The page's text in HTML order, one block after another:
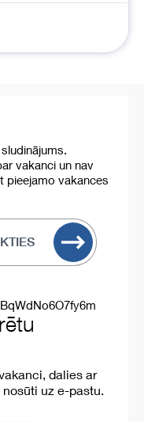
vakanci un nav
pieejamo vakances
dalies ar
uz e-pastu.